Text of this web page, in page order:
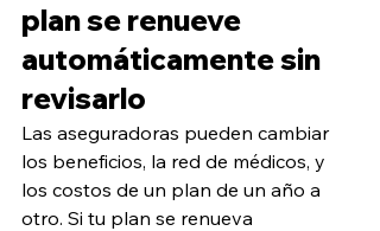
plan se renueve
automáticamente sin
revisarlo
Las aseguradoras pueden cambiar
los beneficios, la red de médicos, y
los costos de un plan de un año a
otro. Si tu plan se renueva